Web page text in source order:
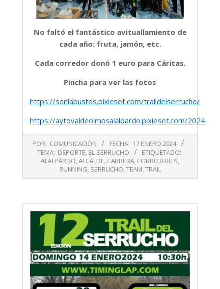
No faltó el fantástico avituallamiento de
cada año: fruta, jamón, etc.
Cada corredor donó 1 euro para Cáritas.
Pincha para ver las fotos
https://soniabustos.pixieset.com/traildelserrucho/
https://aytovaldeolmosalalpardo.pixieset.com/
01-
POR: COMUNICACIÓN FECHA: 17 ENERO 2024
TEMA: DEPORTE, EL SERRUCHO
ETIQUETADO:
ALALPARDO,ALCALDE, CARRERA, CORREDORES,
RUNNING, SERRUCHO,TEAM,TRAIL